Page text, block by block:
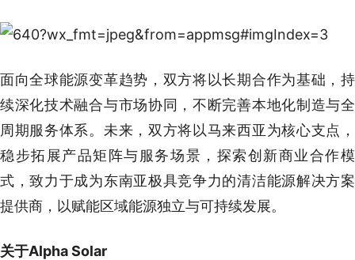
面向全球能源变革趋势，双方将以长期合作为基础，持
续深化技术融合与市场协同，不断完善本地化制造与全
周期服务体系。未来，双方将以马来西亚为核心支点，
稳步拓展产品矩阵与服务场景，探索创新商业合作模
式，致力于成为东南亚极具竞争力的清洁能源解决方案
提供商，以赋能区域能源独立与可持续发展。
关于Alpha Solar